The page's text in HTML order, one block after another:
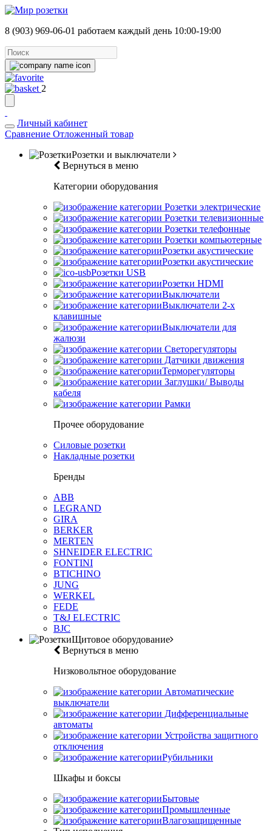
8 (903) 969-06-01 работаем каждый день 10:00-19:00
2
Личный кабинет
Сравнение Отложенный товар
Розетки и выключатели
Вернуться в меню
Категории оборудования
Розетки электрические
Розетки телевизионные
Розетки телефонные
Розетки компьютерные
Розетки акустические
Розетки акустические
Розетки USB
Розетки HDMI
Выключатели
Выключатели 2-х
клавишные
Выключатели для
жалюзи
Светорегуляторы
Датчики движения
Терморегуляторы
Заглушки/ Выводы
кабеля
Рамки
Прочее оборудование
Силовые розетки
Накладные розетки
Бренды
ABB
LEGRAND
GIRA
BERKER
MERTEN
SHNEIDER ELECTRIC
FONTINI
BTICHINO
JUNG
WERKEL
FEDE
T&J ELECTRIC
BJC
Щитовое оборудование
Вернуться в меню
Низковольтное оборудование
Автоматические
выключатели
Дифференциальные
автоматы
Устройства защитного
отключения
Рубильники
Шкафы и боксы
Бытовые
Промышленные
Влагозащищенные